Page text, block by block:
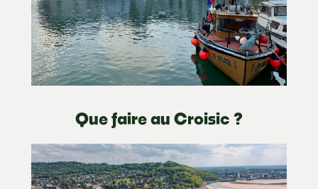
Que faire au Croisic ?